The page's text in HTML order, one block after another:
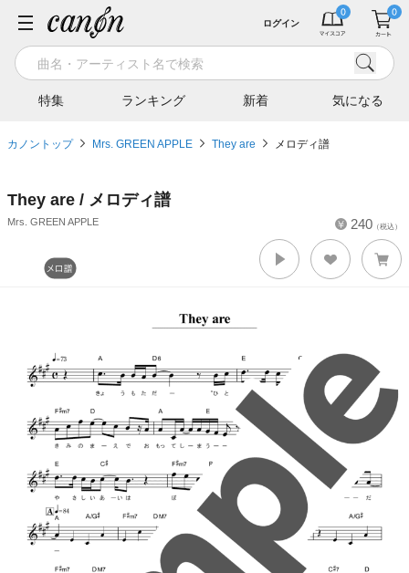
特集 ランキング 新着 気になる
ログイン
カノントップ Mrs. GREEN APPLE They are メロディ譜
They are / メロディ譜
Mrs. GREEN APPLE 240 （税込）